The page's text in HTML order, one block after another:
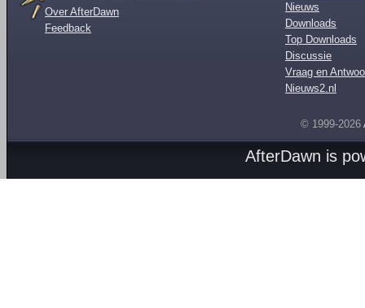
Over AfterDawn
Feedback
Nieuws
Downloads
Top Downloads
Discussie
Vraag en
Nieuws2.nl
© 1999-2026
AfterDawn is